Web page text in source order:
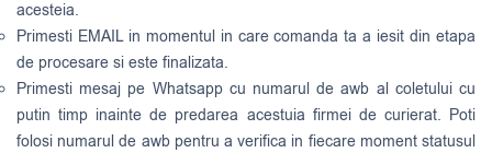
acesteia.
Primesti EMAIL in momentul in care comanda ta a iesit din etapa
de procesare si este finalizata.
Primesti mesaj pe Whatsapp cu numarul de awb al coletului cu
putin timp inainte de predarea acestuia firmei de curierat. Poti
folosi numarul de awb pentru a verifica in fiecare moment statusul